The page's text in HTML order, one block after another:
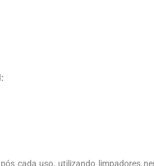
cada uso, utilizando limpadores